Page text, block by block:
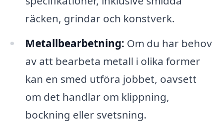
räcken, grindar och konstverk.
Metallbearbetning: Om du har behov
av att bearbeta metall i olika former
kan en smed utföra jobbet, oavsett
om det handlar om klippning,
bockning eller svetsning.